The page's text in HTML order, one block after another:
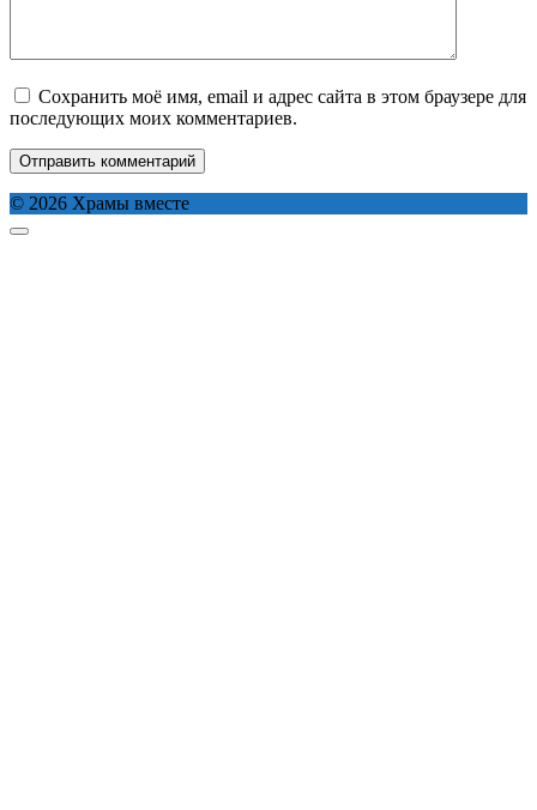
Сохранить моё имя, email и адрес сайта в этом браузере для
последующих моих комментариев.
© 2026 Храмы вместе